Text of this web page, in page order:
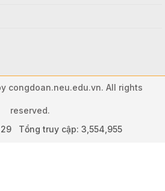
congdoan.neu.edu.vn. All rights
reserved.
Tổng truy cập: 3,554,955